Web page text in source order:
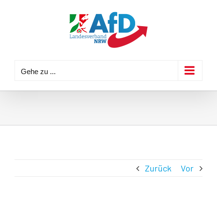
Gehe zu ...
Zurück Vor